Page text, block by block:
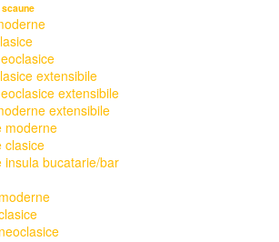
extensibile
extensibile
extensibile
moderne
clasice
insula bucatarie/bar